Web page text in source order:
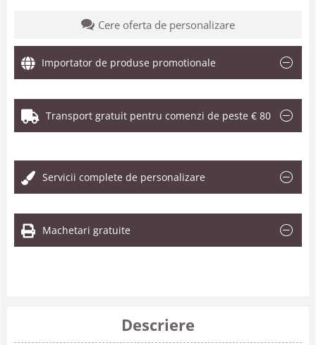
Cere oferta de personalizare
Importator de produse promotionale
Transport gratuit pentru comenzi de peste € 80
Servicii complete de personalizare
Machetari gratuite
Descriere